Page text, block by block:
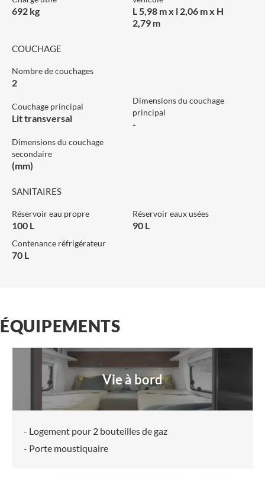
692 kg
L 5,98 m x l 2,06 m x H
2,79 m
COUCHAGE
Nombre de couchages
2
Couchage principal
Lit transversal
Dimensions du couchage
principal
-
Dimensions du couchage
secondaire
(mm)
SANITAIRES
Réservoir eau propre
100 L
Réservoir eaux usées
90 L
Contenance réfrigérateur
70 L
ÉQUIPEMENTS
Vie à bord
- Logement pour 2 bouteilles de gaz
- Porte moustiquaire